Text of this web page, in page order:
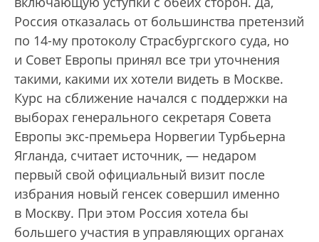
Россия отказалась от большинства претензий
по 14-му протоколу Страсбургского суда, но
и Совет Европы принял все три уточнения
такими, какими их хотели видеть в Москве.
Курс на сближение начался с поддержки на
выборах генерального секретаря Совета
Европы экс-премьера Норвегии Турбьерна
Ягланда, считает источник, — недаром
первый свой официальный визит после
избрания новый генсек совершил именно
в Москву. При этом Россия хотела бы
большего участия в управляющих органах